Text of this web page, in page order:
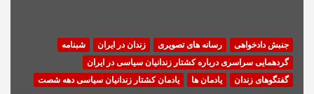
جنبش دادخواهی رسانه های تصویری زندان در ایران
شبنامه
گردهمایی سراسری درباره کشتار زندانیان سیاسی در ایران
گفتگوهای زندان
یادمان ها یادمان کشتار زندانیان سیاسی دهه شصت